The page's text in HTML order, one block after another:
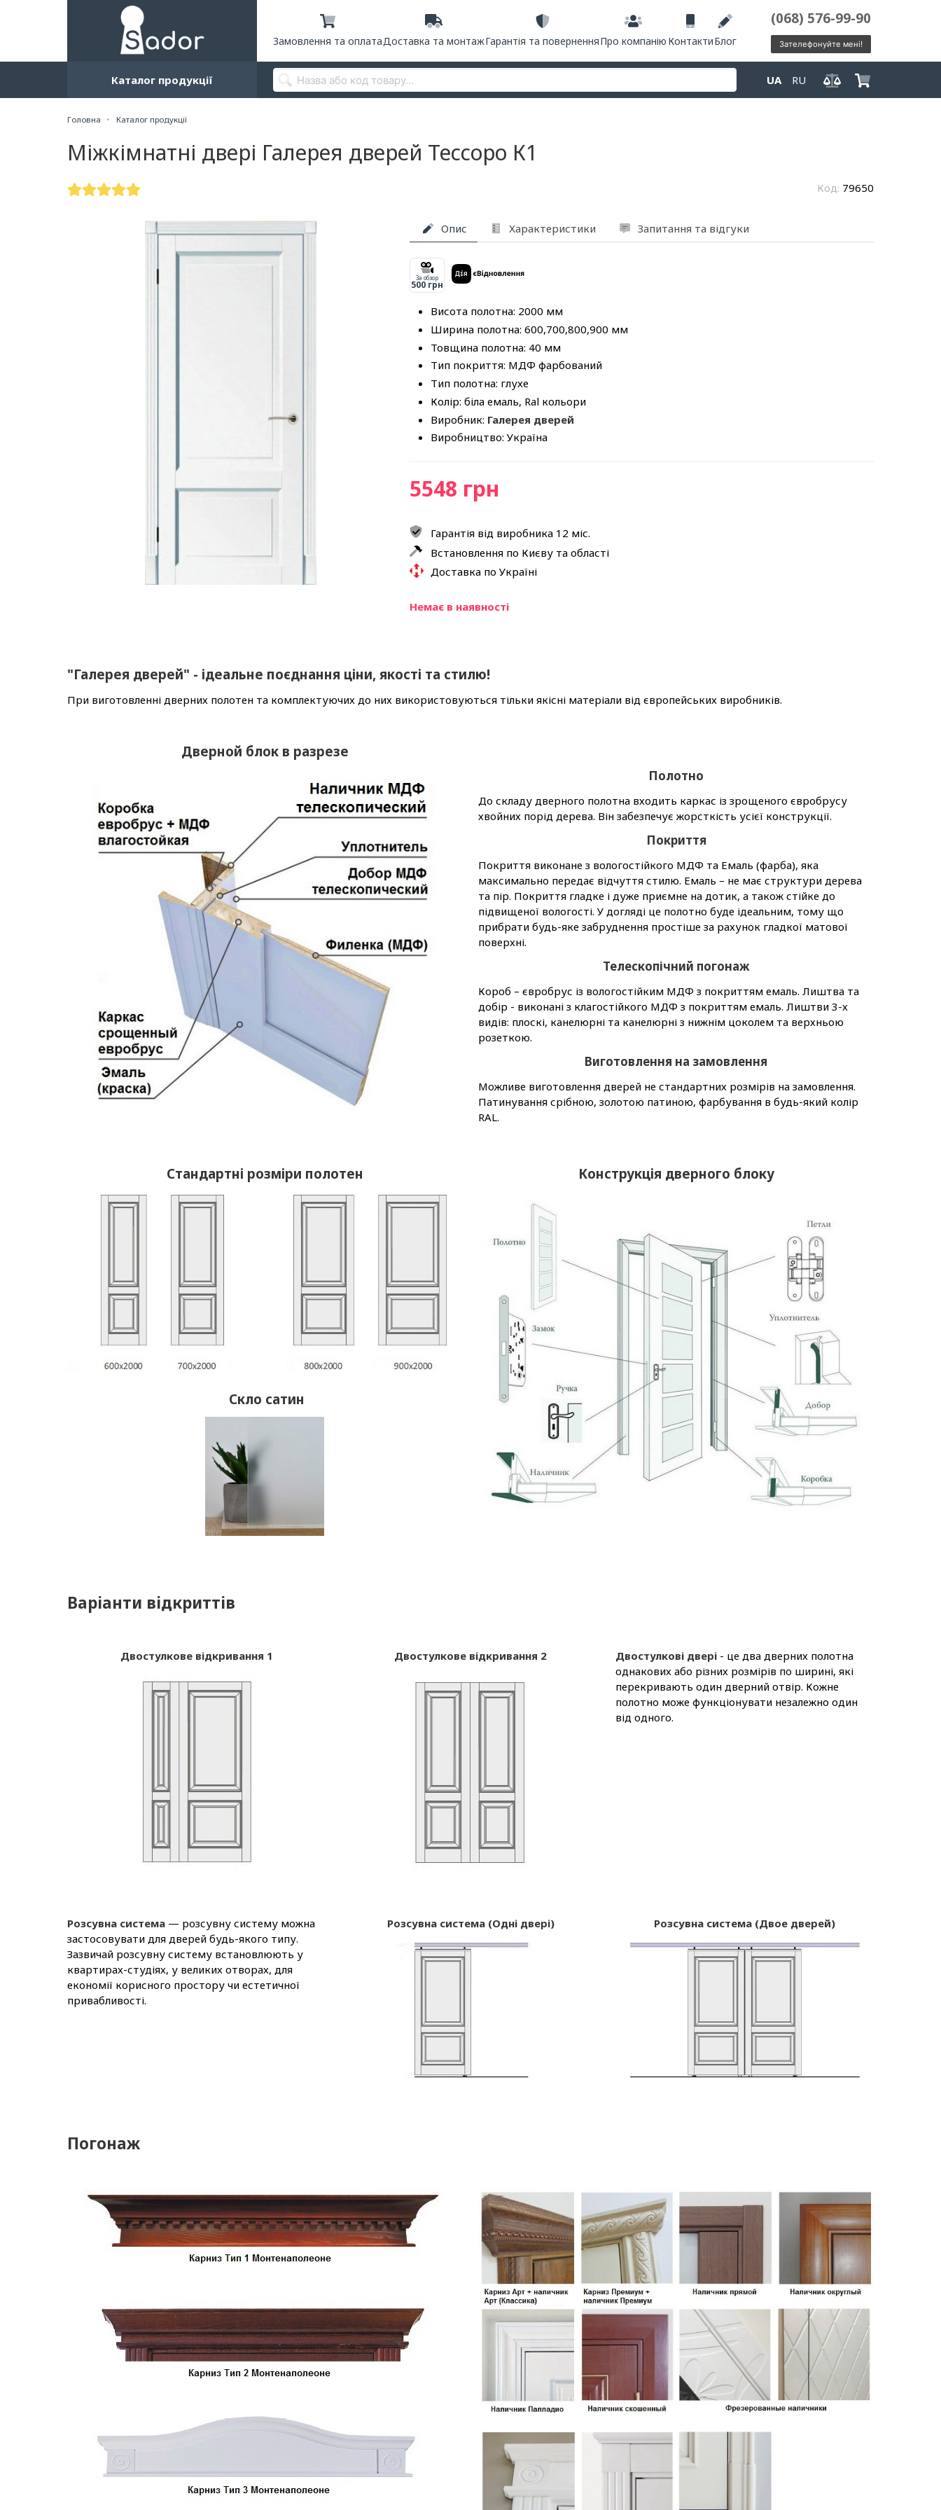
Замовлення та оплатаДоставка та монтажГарантія та поверненняПро компанію КонтактиБлог
(068) 576-99-90
Зателефонуйте мені!
Каталог продукції UA RU
Головна Каталог продукції
Міжкімнатні двері Галерея дверей Тессоро К1
Код: 79650
Опис Характеристики Запитання та відгуки
За обзор
500 грн
Висота полотна: 2000 мм
Ширина полотна: 600,700,800,900 мм
Товщина полотна: 40 мм
Тип покриття: МДФ фарбований
Тип полотна: глухе
Колір: біла емаль, Ral кольори
Виробник: Галерея дверей
Виробництво: Україна
5548 грн
Гарантія від виробника 12 міс.
Встановлення по Києву та області
Доставка по Україні
Немає в наявності
"Галерея дверей" - ідеальне поєднання ціни, якості та стилю!
При виготовленні дверних полотен та комплектуючих до них використовуються тільки якісні матеріали від європейських виробників.
Дверной блок в разрезе
Полотно
До складу дверного полотна входить каркас із зрощеного євробрусу
хвойних порід дерева. Він забезпечує жорсткість усієї конструкції.
Покриття
Покриття виконане з вологостійкого МДФ та Емаль (фарба), яка
максимально передає відчуття стилю. Емаль – не має структури дерева
та пір. Покриття гладке і дуже приємне на дотик, а також стійке до
підвищеної вологості. У догляді це полотно буде ідеальним, тому що
прибрати будь-яке забруднення простіше за рахунок гладкої матової
поверхні.
Телескопічний погонаж
Короб – євробрус із вологостійким МДФ з покриттям емаль. Лиштва та
добір - виконані з клагостійкого МДФ з покриттям емаль. Лиштви 3-х
видів: плоскі, канелюрні та канелюрні з нижнім цоколем та верхньою
розеткою.
Виготовлення на замовлення
Можливе виготовлення дверей не стандартних розмірів на замовлення.
Патинування срібною, золотою патиною, фарбування в будь-який колір
RAL.
Стандартні розміри полотен
Скло сатин
Конструкція дверного блоку
Варіанти відкриттів
Двостулкове відкривання 1 Двостулкове відкривання 2 Двостулкові двері - це два дверних полотна
однакових або різних розмірів по ширині, які
перекривають один дверний отвір. Кожне
полотно може функціонувати незалежно один
від одного.
Розсувна система — розсувну систему можна
застосовувати для дверей будь-якого типу.
Зазвичай розсувну систему встановлюють у
квартирах-студіях, у великих отворах, для
економії корисного простору чи естетичної
привабливості.
Розсувна система (Одні двері) Розсувна система (Двое дверей)
Погонаж